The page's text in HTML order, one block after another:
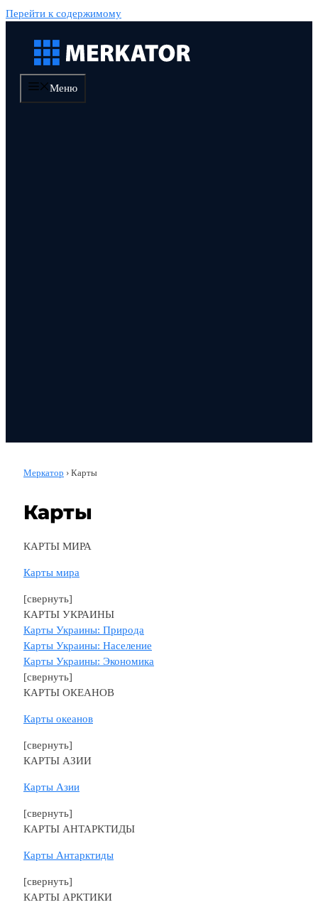
Перейти к содержимому
Меню
Меркатор › Карты
Карты
КАРТЫ МИРА
Карты мира
[свернуть]
КАРТЫ УКРАИНЫ
Карты Украины: Природа
Карты Украины: Население
Карты Украины: Экономика
[свернуть]
КАРТЫ ОКЕАНОВ
Карты океанов
[свернуть]
КАРТЫ АЗИИ
Карты Азии
[свернуть]
КАРТЫ АНТАРКТИДЫ
Карты Антарктиды
[свернуть]
КАРТЫ АРКТИКИ